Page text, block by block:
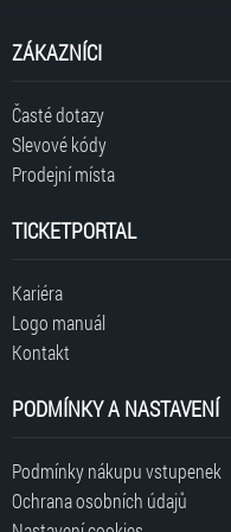
ZÁKAZNÍCI
Časté dotazy
Slevové kódy
Prodejní místa
TICKETPORTAL
Kariéra
Logo manuál
Kontakt
PODMÍNKY A NASTAVENÍ
Podmínky nákupu vstupenek
Ochrana osobních údajů